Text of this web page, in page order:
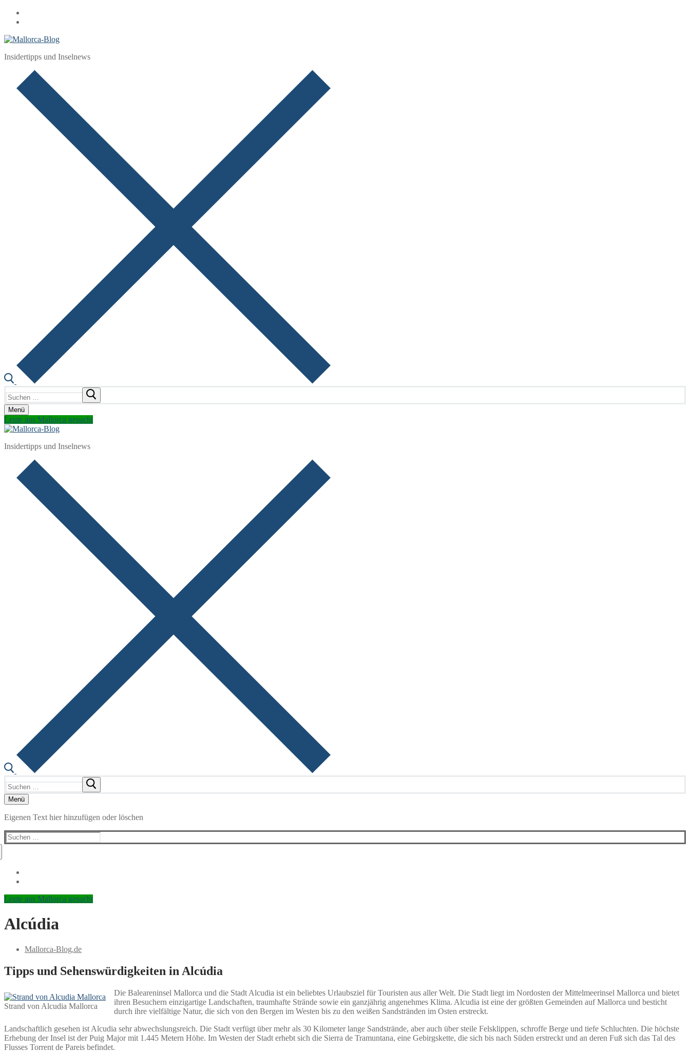
Zum
Inhalt
Menü
Schließen
Insidertipps und Inselnews
nach:
Menü
Leute aus Mallorca gesucht
Insidertipps und Inselnews
nach:
Menü
Eigenen Text hier hinzufügen oder löschen
Suchen
nach:
Leute aus Mallorca gesucht
Alcúdia
Mallorca-Blog.de
Tipps und Sehenswürdigkeiten in Alcúdia
Strand von Alcudia Mallorca
Die Baleareninsel Mallorca und die Stadt Alcudia ist ein beliebtes Urlaubsziel für Touristen aus aller Welt. Die Stadt liegt im Nordosten der Mittelmeerinsel Mallorca und bietet
ihren Besuchern einzigartige Landschaften, traumhafte Strände sowie ein ganzjährig angenehmes Klima. Alcudia ist eine der größten Gemeinden auf Mallorca und besticht
durch ihre vielfältige Natur, die sich von den Bergen im Westen bis zu den weißen Sandstränden im Osten erstreckt.
Landschaftlich gesehen ist Alcudia sehr abwechslungsreich. Die Stadt verfügt über mehr als 30 Kilometer lange Sandstrände, aber auch über steile Felsklippen, schroffe Berge und tiefe Schluchten. Die höchste
Erhebung der Insel ist der Puig Major mit 1.445 Metern Höhe. Im Westen der Stadt erhebt sich die Sierra de Tramuntana, eine Gebirgskette, die sich bis nach Süden erstreckt und an deren Fuß sich das Tal des
Flusses Torrent de Pareis befindet.